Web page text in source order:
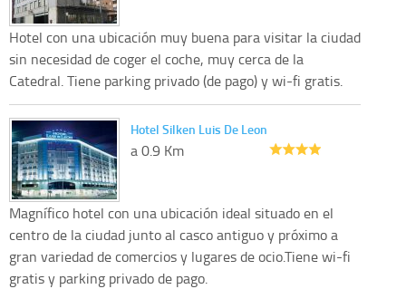
Hotel con una ubicación muy buena para visitar la ciudad
sin necesidad de coger el coche, muy cerca de la
Catedral. Tiene parking privado (de pago) y wi-fi gratis.
Hotel Silken Luis De Leon
a 0.9 Km
Magnífico hotel con una ubicación ideal situado en el
centro de la ciudad junto al casco antiguo y próximo a
gran variedad de comercios y lugares de ocio.Tiene wi-fi
gratis y parking privado de pago.